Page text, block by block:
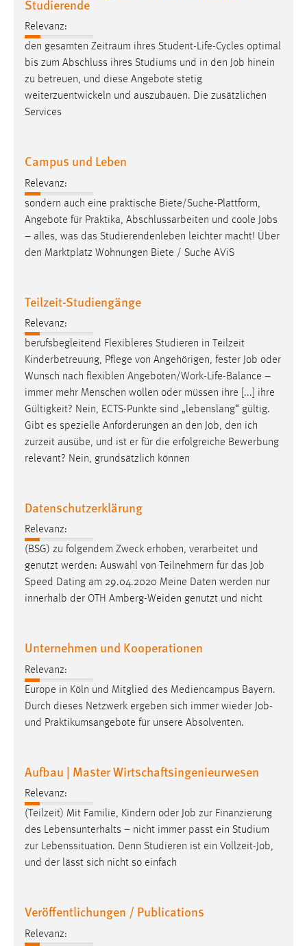
Studierende
Relevanz:
den gesamten Zeitraum ihres Student-Life-Cycles optimal
bis zum Abschluss ihres Studiums und in den Job hinein
zu betreuen, und diese Angebote stetig
weiterzuentwickeln und auszubauen. Die zusätzlichen
Services
Campus und Leben
Relevanz:
sondern auch eine praktische Biete/Suche-Plattform,
Angebote für Praktika, Abschlussarbeiten und coole Jobs
– alles, was das Studierendenleben leichter macht! Über
den Marktplatz Wohnungen Biete / Suche AViS
Teilzeit-Studiengänge
Relevanz:
berufsbegleitend Flexibleres Studieren in Teilzeit
Kinderbetreuung, Pflege von Angehörigen, fester Job oder
Wunsch nach flexiblen Angeboten/Work-Life-Balance –
immer mehr Menschen wollen oder müssen ihre [...] ihre
Gültigkeit? Nein, ECTS-Punkte sind „lebenslang“ gültig.
Gibt es spezielle Anforderungen an den Job, den ich
zurzeit ausübe, und ist er für die erfolgreiche Bewerbung
relevant? Nein, grundsätzlich können
Datenschutzerklärung
Relevanz:
(BSG) zu folgendem Zweck erhoben, verarbeitet und
genutzt werden: Auswahl von Teilnehmern für das Job
Speed Dating am 29.04.2020 Meine Daten werden nur
innerhalb der OTH Amberg-Weiden genutzt und nicht
Unternehmen und Kooperationen
Relevanz:
Europe in Köln und Mitglied des Mediencampus Bayern.
Durch dieses Netzwerk ergeben sich immer wieder Job-
und Praktikumsangebote für unsere Absolventen.
Aufbau | Master Wirtschaftsingenieurwesen
Relevanz:
(Teilzeit) Mit Familie, Kindern oder Job zur Finanzierung
des Lebensunterhalts – nicht immer passt ein Studium
zur Lebenssituation. Denn Studieren ist ein Vollzeit-Job,
und der lässt sich nicht so einfach
Veröffentlichungen / Publications
Relevanz: